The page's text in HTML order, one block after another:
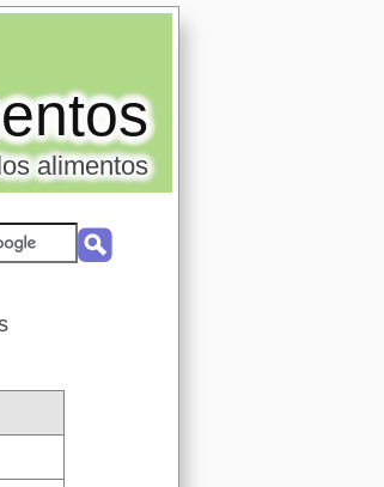
alimentos